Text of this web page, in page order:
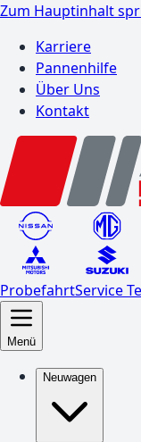
Zum Hauptinhalt
Karriere
Pannenhilfe
Über Uns
Kontakt
ProbefahrtService
Menü
Neuwagen